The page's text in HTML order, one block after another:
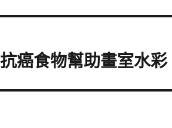
癌食物幫助畫室水彩